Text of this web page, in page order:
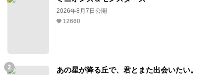
2026年8月7日公開
12660
あの星が降る丘で、君とまた出会いたい。